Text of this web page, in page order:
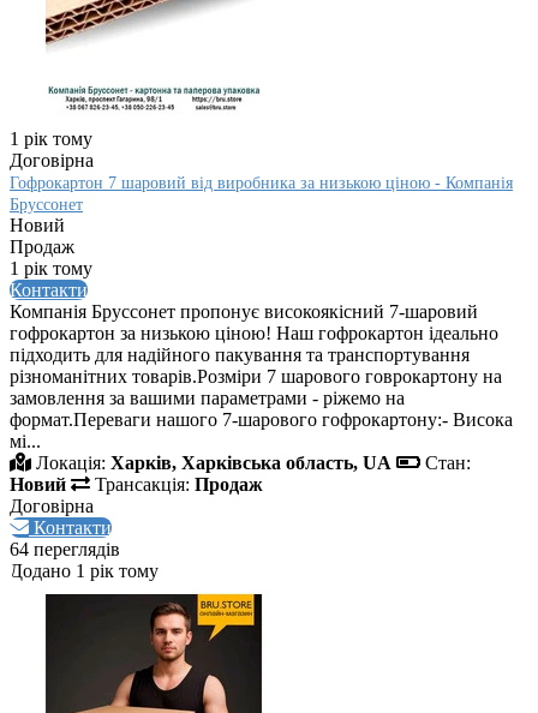
1 рік тому
Договірна
Гофрокартон 7 шаровий від виробника за низькою ціною - Компанія
Бруссонет
Новий
Продаж
1 рік тому
Контакти
Компанія Бруссонет пропонує високоякісний 7-шаровий
гофрокартон за низькою ціною! Наш гофрокартон ідеально
підходить для надійного пакування та транспортування
різноманітних товарів.Розміри 7 шарового говрокартону на
замовлення за вашими параметрами - ріжемо на
формат.Переваги нашого 7-шарового гофрокартону:- Висока
мі...
Локація: Харків, Харківська область, UA
Стан:
Новий
Трансакція: Продаж
Договірна
Контакти
64 переглядів
Додано 1 рік тому